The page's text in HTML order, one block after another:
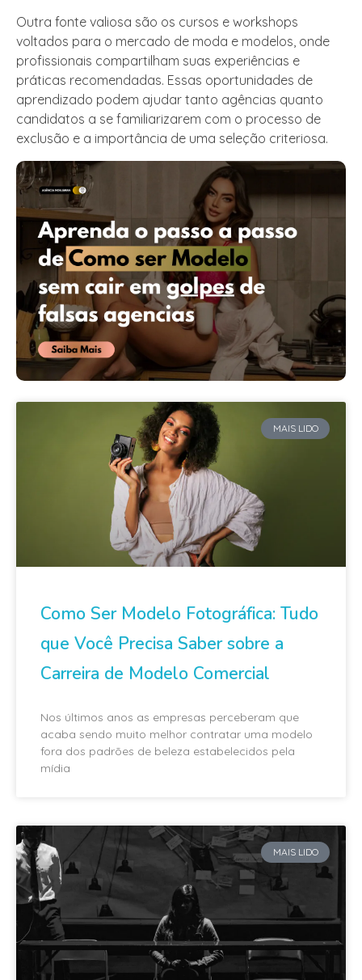
Outra fonte valiosa são os cursos e workshops
voltados para o mercado de moda e modelos, onde
profissionais compartilham suas experiências e
práticas recomendadas. Essas oportunidades de
aprendizado podem ajudar tanto agências quanto
candidatos a se familiarizarem com o processo de
exclusão e a importância de uma seleção criteriosa.
MAIS LIDO
Como Ser Modelo Fotográfica: Tudo
que Você Precisa Saber sobre a
Carreira de Modelo Comercial
Nos últimos anos as empresas perceberam que
acaba sendo muito melhor contratar uma modelo
fora dos padrões de beleza estabelecidos pela
mídia
MAIS LIDO